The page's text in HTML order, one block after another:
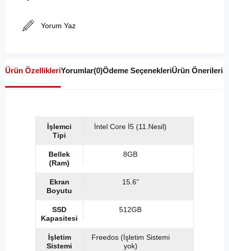
Yorum Yaz
Ürün ÖzellikleriYorumlar(0)Ödeme SeçenekleriÜrün Önerileri
İşlemci
Tipi
İntel Core İ5 (11.Nesil)
Bellek
(Ram)
8GB
Ekran
Boyutu
15.6”
SSD
Kapasitesi
512GB
İşletim
Sistemi
Freedos (İşletim Sistemi
yok)